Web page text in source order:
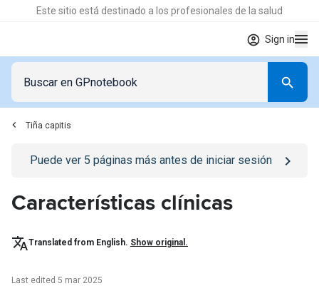
Este sitio está destinado a los profesionales de la salud
Sign in
Tiña capitis
Go to/iniciar-sesionpage
Puede ver 5 páginas más antes de iniciar sesión
Características clínicas
Translated from English. Show original.
Last edited 5 mar 2025